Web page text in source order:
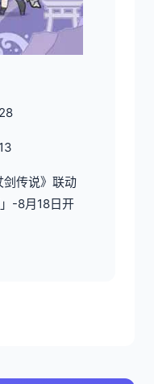
剑传说》联动
-8月18日开